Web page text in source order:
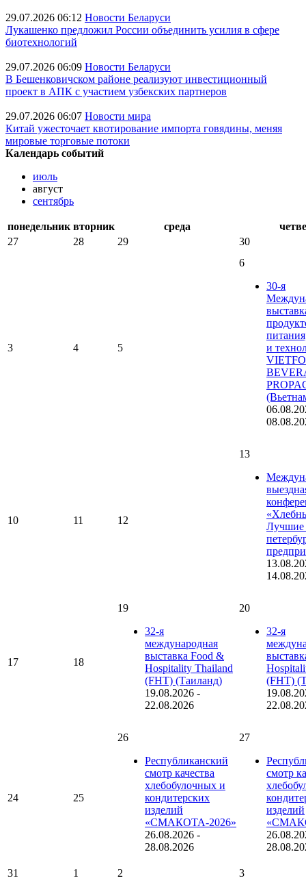
29.07.2026 06:12 Новости Беларуси
Лукашенко предложил России объединить усилия в сфере
биотехнологий
29.07.2026 06:09 Новости Беларуси
В Бешенковичском районе реализуют инвестиционный
проект в АПК с участием узбекских партнеров
29.07.2026 06:07 Новости мира
Китай ужесточает квотирование импорта говядины, меняя
мировые торговые потоки
Календарь событий
июль
август
сентябрь
понедельник вторник среда
27
28 29 30
3 4 5
6
30-я
и
10 11 12
13
Лучшие
17 18
19
32-я
международная
выставка Food &
Hospitality Thailand
(FHT) (Таиланд)
19.08.2026 -
22.08.2026
20
32-я
(FHT)
24 25
26
Республиканский
смотр качества
хлебобулочных и
кондитерских
изделий
«СМАКОТА-2026»
26.08.2026 -
28.08.2026
27
смотр
изделий
31 1 2 3